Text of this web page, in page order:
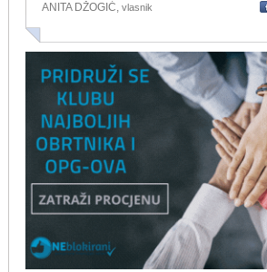
ANITA DŽOGIĆ, vlasnik